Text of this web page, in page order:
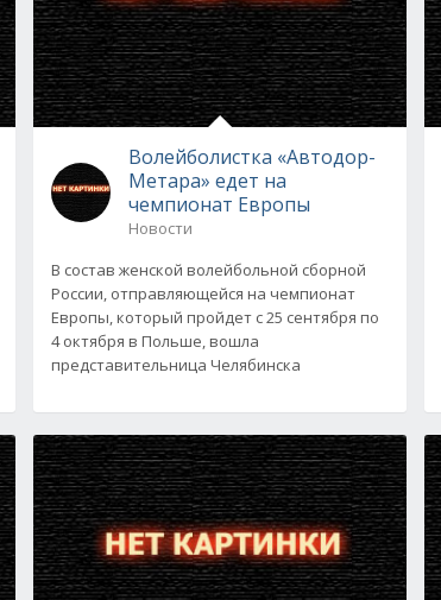
Волейболистка «Автодор-
Метара» едет на
чемпионат Европы
Новости
В состав женской волейбольной сборной
России, отправляющейся на чемпионат
Европы, который пройдет с 25 сентября по
4 октября в Польше, вошла
представительница Челябинска